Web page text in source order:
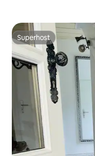
Superhost
Superhost